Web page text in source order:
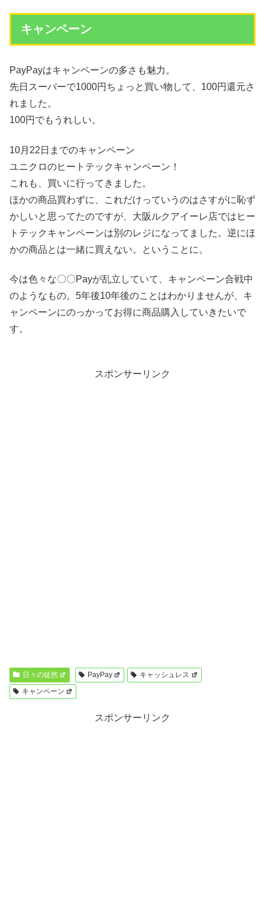
キャンペーン
PayPayはキャンペーンの多さも魅力。
先日スーパーで1000円ちょっと買い物して、100円還元さ
れました。
100円でもうれしい。
10月22日までのキャンペーン
ユニクロのヒートテックキャンペーン！
これも、買いに行ってきました。
ほかの商品買わずに、これだけっていうのはさすがに恥ず
かしいと思ってたのですが、大阪ルクアイーレ店ではヒー
トテックキャンペーンは別のレジになってました。逆にほ
かの商品とは一緒に買えない。ということに。
今は色々な〇〇Payが乱立していて、キャンペーン合戦中
のようなもの。5年後10年後のことはわかりませんが、キ
ャンペーンにのっかってお得に商品購入していきたいで
す。
スポンサーリンク
日々の徒然 PayPay
キャッシュレス
キャンペーン
スポンサーリンク